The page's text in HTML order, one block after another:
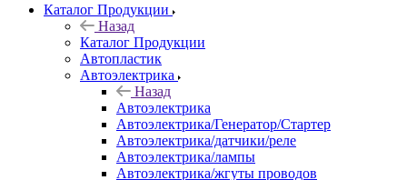
Каталог Продукции
Назад
Каталог Продукции
Автопластик
Автоэлектрика
Назад
Автоэлектрика
Автоэлектрика/Генератор/Стартер
Автоэлектрика/датчики/реле
Автоэлектрика/лампы
Автоэлектрика/жгуты проводов